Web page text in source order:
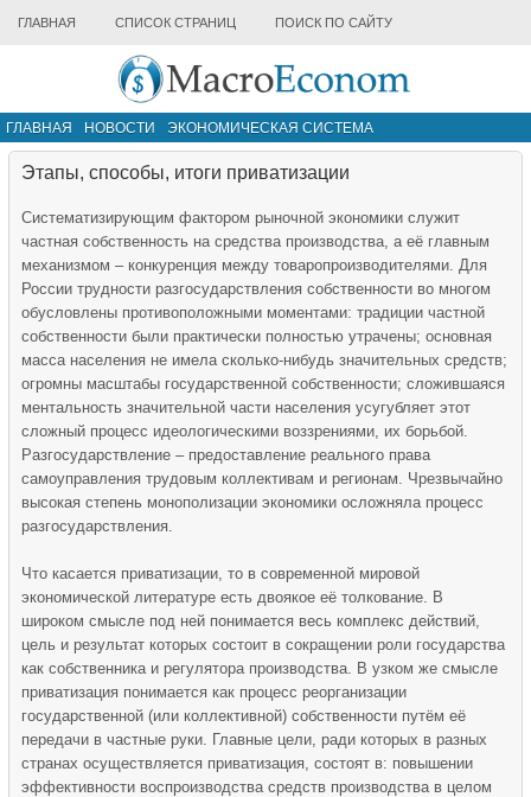
ГЛАВНАЯ СПИСОК СТРАНИЦ ПОИСК ПО САЙТУ
ГЛАВНАЯ НОВОСТИ
ЭКОНОМИЧЕСКАЯ СИСТЕМА
ИНФРАСТРУКТУРА РЫНКА
Этапы, способы, итоги приватизации
Систематизирующим фактором рыночной экономики служит
частная собственность на средства производства, а её главным
механизмом – конкуренция между товаропроизводителями. Для
России трудности разгосударствления собственности во многом
обусловлены противоположными моментами: традиции частной
собственности были практически полностью утрачены; основная
масса населения не имела сколько-нибудь значительных средств;
огромны масштабы государственной собственности; сложившаяся
ментальность значительной части населения усугубляет этот
сложный процесс идеологическими воззрениями, их борьбой.
Разгосударствление – предоставление реального права
самоуправления трудовым коллективам и регионам. Чрезвычайно
высокая степень монополизации экономики осложняла процесс
разгосударствления.
Что касается приватизации, то в современной мировой
экономической литературе есть двоякое её толкование. В
широком смысле под ней понимается весь комплекс действий,
цель и результат которых состоит в сокращении роли государства
как собственника и регулятора производства. В узком же смысле
приватизация понимается как процесс реорганизации
государственной (или коллективной) собственности путём её
передачи в частные руки. Главные цели, ради которых в разных
странах осуществляется приватизация, состоят в: повышении
эффективности воспроизводства средств производства в целом